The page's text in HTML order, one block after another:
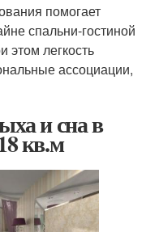
помогает
спальни-гостиной
этом легкость
ассоциации,
и сна в
кв.м